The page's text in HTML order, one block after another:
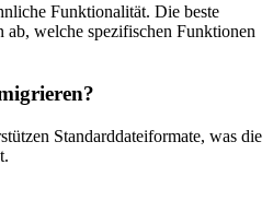
Funktionalität. Die beste
welche spezifischen Funktionen
Standarddateiformate, was die